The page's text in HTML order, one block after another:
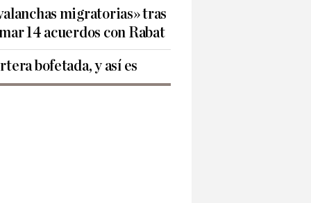
migratorias» tras
14 acuerdos con Rabat
bofetada, y así es